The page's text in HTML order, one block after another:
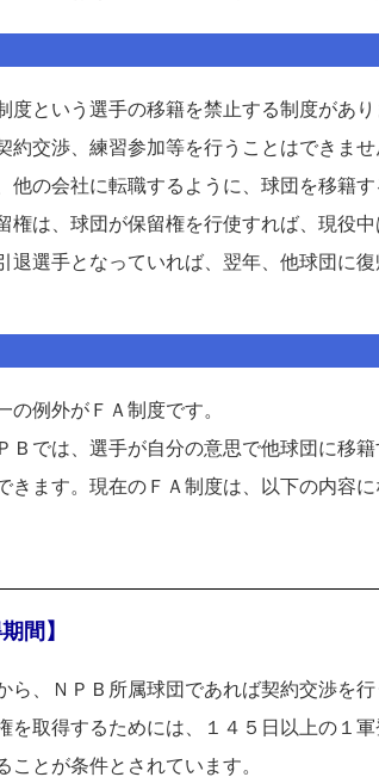
という選手の移籍を禁止する制度があ
約交渉、練習参加等を行うことはできま
他の会社に転職するように、球団を移籍す
は、球団が保留権を行使すれば、現役
退選手となっていれば、翌年、他球団に復
の例外がＦＡ制度です。
Ｂでは、選手が自分の意思で他球団に移
きます。現在のＦＡ制度は、以下の内容
間】
、ＮＰＢ所属球団であれば契約交渉を行
を取得するためには、１４５日以上の１
ことが条件とされています。